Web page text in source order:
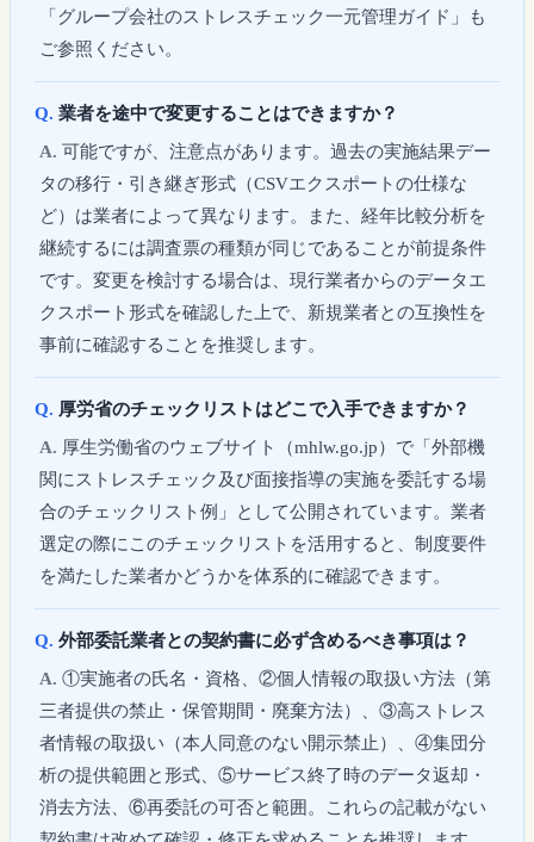
「グループ会社のストレスチェック一元管理ガイド」も
ご参照ください。
業者を途中で変更することはできますか？
可能ですが、注意点があります。過去の実施結果デー
タの移行・引き継ぎ形式（CSVエクスポートの仕様な
ど）は業者によって異なります。また、経年比較分析を
継続するには調査票の種類が同じであることが前提条件
です。変更を検討する場合は、現行業者からのデータエ
クスポート形式を確認した上で、新規業者との互換性を
事前に確認することを推奨します。
厚労省のチェックリストはどこで入手できますか？
厚生労働省のウェブサイト（mhlw.go.jp）で「外部機
関にストレスチェック及び面接指導の実施を委託する場
合のチェックリスト例」として公開されています。業者
選定の際にこのチェックリストを活用すると、制度要件
を満たした業者かどうかを体系的に確認できます。
外部委託業者との契約書に必ず含めるべき事項は？
①実施者の氏名・資格、②個人情報の取扱い方法（第
三者提供の禁止・保管期間・廃棄方法）、③高ストレス
者情報の取扱い（本人同意のない開示禁止）、④集団分
析の提供範囲と形式、⑤サービス終了時のデータ返却・
消去方法、⑥再委託の可否と範囲。これらの記載がない